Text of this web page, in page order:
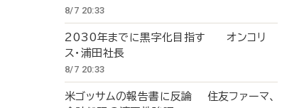
8/7 20:33
2030年までに黒字化目指す オンコリ
ス・浦田社長
8/7 20:33
米ゴッサムの報告書に反論 住友ファーマ、